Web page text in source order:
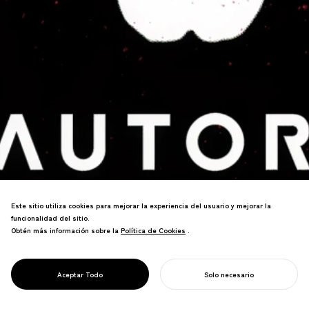
PROJECT
AUTORO
De RPA a Robot de Automatización Web:
una marca que clarifica el propósito.
Este sitio utiliza cookies para mejorar la experiencia del usuario y mejorar la
funcionalidad del sitio.
Obtén más información sobre la Política de Cookies
Política de Cookies .
Aceptar Todo Solo necesario